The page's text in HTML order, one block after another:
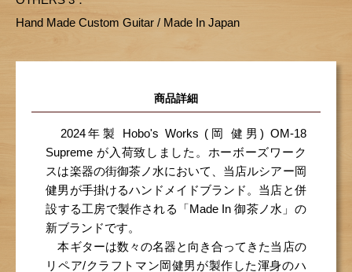
Hand Made Custom Guitar / Made In Japan
商品詳細
2024年製 Hobo's Works (岡 健男) OM-18
Supreme が入荷致しました。ホーボーズワーク
スは楽器の街御茶ノ水において、当店ルシアー岡
健男が手掛けるハンドメイドブランド。当店と併
設する工房で製作される「Made In 御茶ノ水」の
新ブランドです。
本ギターは数々の名器と向き合ってきた当店の
リペア/クラフトマン岡健男が製作した渾身のハ